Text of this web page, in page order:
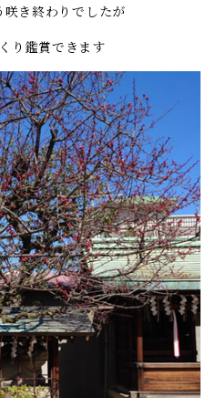
き終わりでしたが
り鑑賞できます